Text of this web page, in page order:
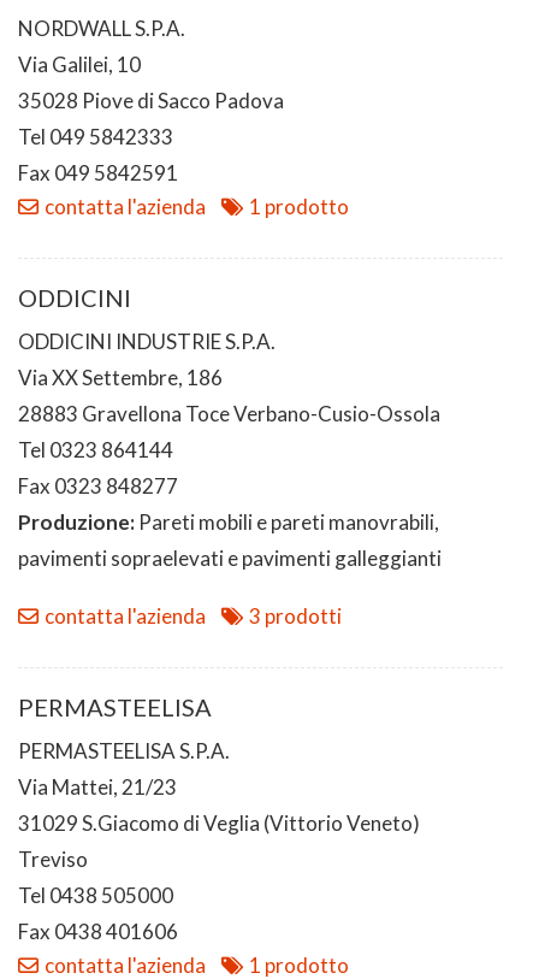
NORDWALL S.P.A.
Via Galilei, 10
35028 Piove di Sacco Padova
Tel 049 5842333
Fax 049 5842591
contatta l'azienda
1 prodotto
ODDICINI
ODDICINI INDUSTRIE S.P.A.
Via XX Settembre, 186
28883 Gravellona Toce Verbano-Cusio-Ossola
Tel 0323 864144
Fax 0323 848277
Produzione: Pareti mobili e pareti manovrabili,
pavimenti sopraelevati e pavimenti galleggianti
contatta l'azienda 3 prodotti
PERMASTEELISA
PERMASTEELISA S.P.A.
Via Mattei, 21/23
31029 S.Giacomo di Veglia (Vittorio Veneto)
Treviso
Tel 0438 505000
Fax 0438 401606
contatta l'azienda
1 prodotto